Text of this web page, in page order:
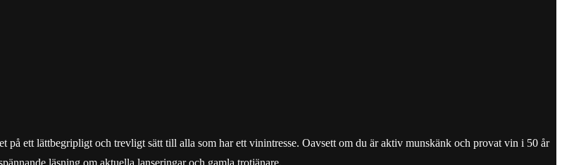
ett lättbegripligt och trevligt sätt till alla som har ett vinintresse. Oavsett om du är aktiv munskänk och provat vin i 50 år